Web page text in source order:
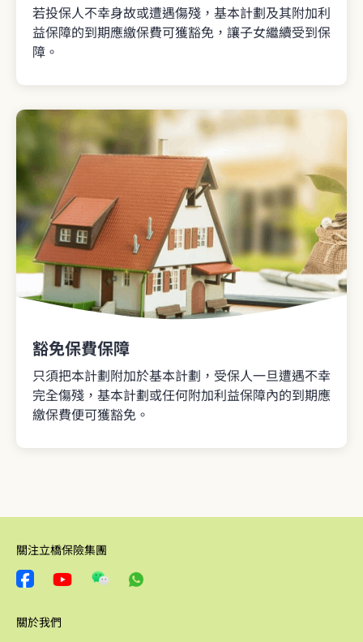
若投保人不幸身故或遭遇傷殘，基本計劃及其附加利
益保障的到期應繳保費可獲豁免，讓子女繼續受到保
障。
豁免保費保障
只須把本計劃附加於基本計劃，受保人一旦遭遇不幸
完全傷殘，基本計劃或任何附加利益保障內的到期應
繳保費便可獲豁免。
關注立橋保險集團
關於我們